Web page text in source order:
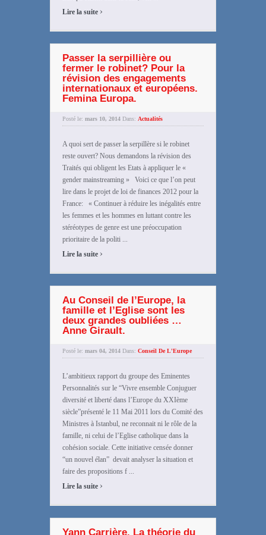
Lire la suite ›
Passer la serpillière ou
fermer le robinet? Pour la
révision des engagements
internationaux et européens.
Femina Europa.
Posté le: mars 10, 2014 Dans: Actualités
A quoi sert de passer la serpillère si le robinet
reste ouvert? Nous demandons la révision des
Traités qui obligent les Etats à appliquer le «
gender mainstreaming » Voici ce que l’on peut
lire dans le projet de loi de finances 2012 pour la
France: « Continuer à réduire les inégalités entre
les femmes et les hommes en luttant contre les
stéréotypes de genre est une préoccupation
prioritaire de la politi ...
Lire la suite ›
Au Conseil de l’Europe, la
famille et l’Eglise sont les
deux grandes oubliées …
Anne Girault.
Posté le: mars 04, 2014 Dans: Conseil De L'Europe
L’ambitieux rapport du groupe des Eminentes
Personnalités sur le “Vivre ensemble Conjuguer
diversité et liberté dans l’Europe du XXIème
siècle”présenté le 11 Mai 2011 lors du Comité des
Ministres à Istanbul, ne reconnait ni le rôle de la
famille, ni celui de l’Eglise catholique dans la
cohésion sociale. Cette initiative censée donner
“un nouvel élan” devait analyser la situation et
faire des propositions f ...
Lire la suite ›
Yann Carrière. La théorie du